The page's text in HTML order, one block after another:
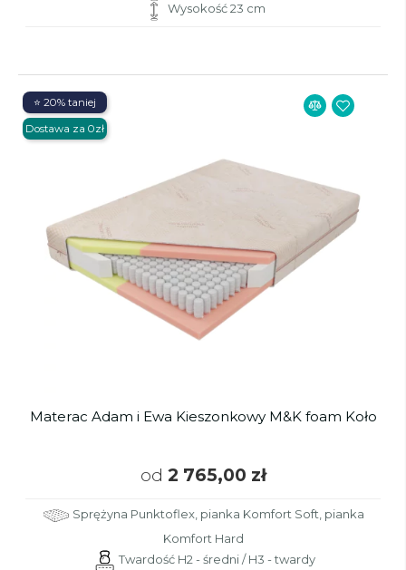
Wysokość 23 cm
Materac Adam i Ewa Kieszonkowy M&K foam Koło
od 2 765,00 zł
Sprężyna Punktoflex, pianka Komfort Soft, pianka
Komfort Hard
Twardość H2 - średni / H3 - twardy
⭐ 20% taniej
Dostawa za 0zł